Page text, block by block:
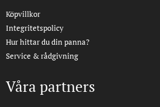
Köpvillkor
Integritetspolicy
Hur hittar du din panna?
Service & rådgivning
Våra partners